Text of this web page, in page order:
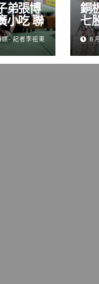
弟張博
小吃 聯
- 記者李祖東
銅
七
水8